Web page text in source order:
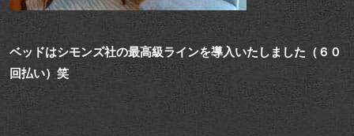
ベッドはシモンズ社の最高級ラインを導入いたしました（６０
回払い）笑